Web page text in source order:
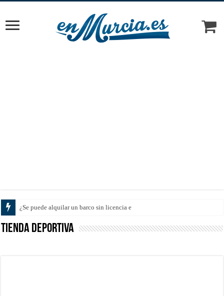
¿Se puede alquilar un barco sin licencia en el Ma
Tienda Deportiva